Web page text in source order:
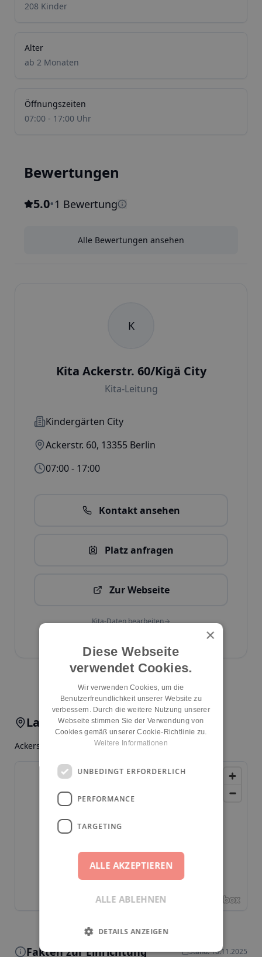
208 Kinder
Alter
ab 2 Monaten
Öffnungszeiten
07:00 - 17:00 Uhr
Bewertungen
5.0•1 Bewertung
Alle Bewertungen ansehen
K
Kita Ackerstr. 60/Kigä City
Kita-Leitung
Kindergärten City
Ackerstr. 60, 13355 Berlin
07:00 - 17:00
Kontakt ansehen
Platz anfragen
Zur Webseite
Kita-Daten bearbeiten
Kita melden
Lage & Anfahrt
Ackerstr. 60, 13355, Berlin, Gesundbrunnen
Fakten zur Einrichtung Stand: 18.11.2025
×
Diese Webseite
verwendet Cookies.
Wir verwenden Cookies, um die
Benutzerfreundlichkeit unserer Website zu
verbessern. Durch die weitere Nutzung unserer
Webseite stimmen Sie der Verwendung von
Cookies gemäß unserer Cookie-Richtlinie zu.
Weitere Informationen
UNBEDINGT ERFORDERLICH
PERFORMANCE
TARGETING
ALLE AKZEPTIEREN
ALLE ABLEHNEN
DETAILS ANZEIGEN